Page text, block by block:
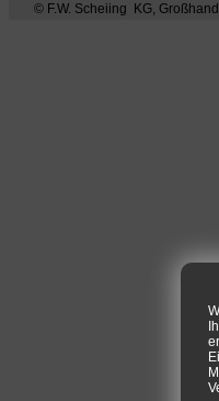
© F.W. Scheiing KG,